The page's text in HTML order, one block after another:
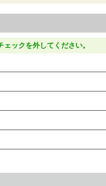
ックを外してください。